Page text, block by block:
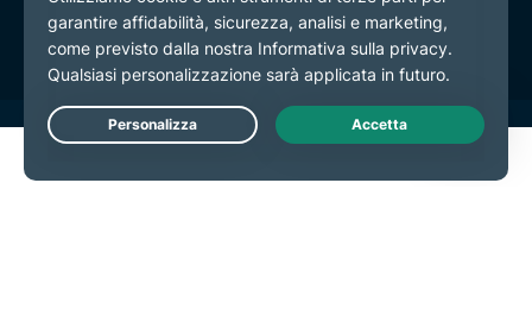
Preferenze cookie
Live Chat